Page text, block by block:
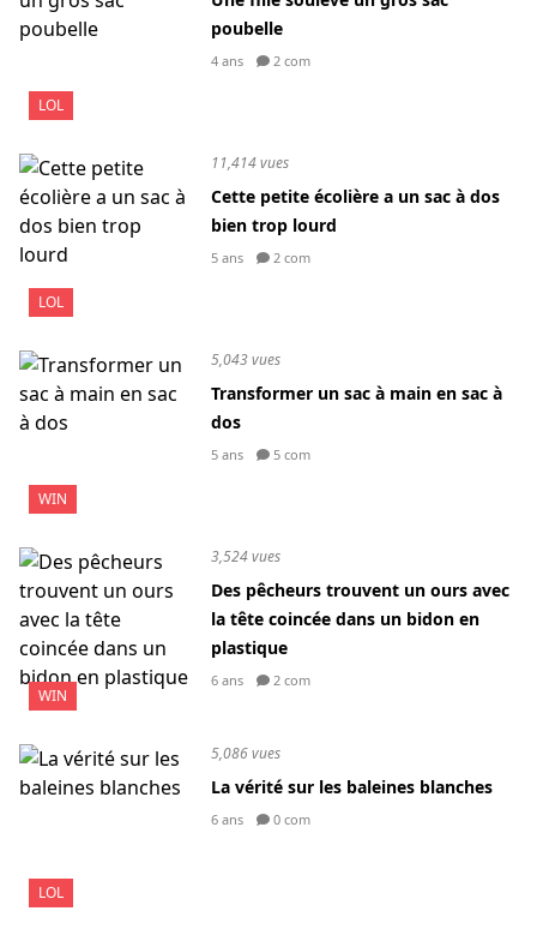
LOL
poubelle
4 ans 2 com
LOL
11,414 vues
Cette petite écolière a un sac à dos
bien trop lourd
5 ans 2 com
WIN
5,043 vues
Transformer un sac à main en sac à
dos
5 ans 5 com
WIN
3,524 vues
Des pêcheurs trouvent un ours avec
la tête coincée dans un bidon en
plastique
6 ans 2 com
LOL
5,086 vues
La vérité sur les baleines blanches
6 ans 0 com